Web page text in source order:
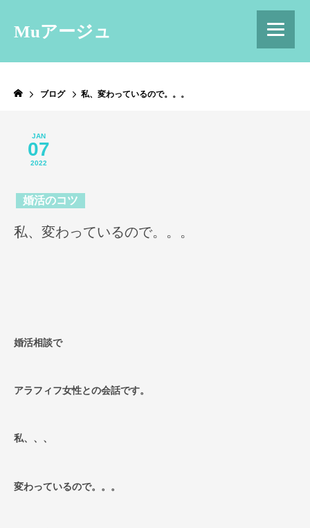
Muアージュ
ブログ 私、変わっているので。。。
JAN
07
2022
婚活のコツ
私、変わっているので。。。
婚活相談で
アラフィフ女性との会話です。
私、、、
変わっているので。。。